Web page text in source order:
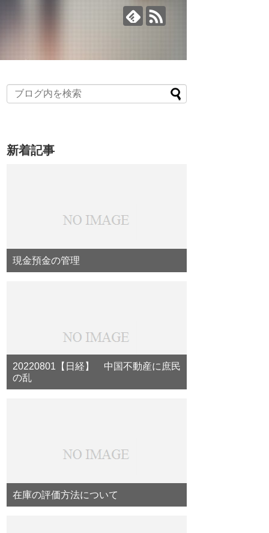
新着記事
現金預金の管理
20220801【日経】 中国不動産に庶民
の乱
在庫の評価方法について